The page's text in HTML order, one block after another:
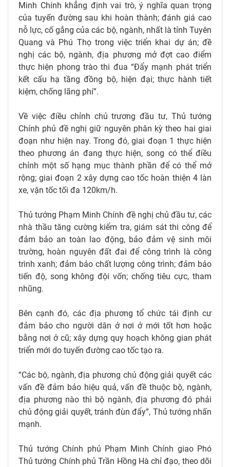
Minh Chính khẳng định vai trò, ý nghĩa quan trọng
của tuyến đường sau khi hoàn thành; đánh giá cao
nỗ lực, cố gắng của các bộ, ngành, nhất là tỉnh Tuyên
Quang và Phú Thọ trong việc triển khai dự án; đề
nghị các bộ, ngành, địa phương mở đợt cao điểm
thực hiện phong trào thi đua “Đẩy mạnh phát triển
kết cấu hạ tầng đồng bộ, hiện đại; thực hành tiết
kiệm, chống lãng phí”.
Về việc điều chỉnh chủ trương đầu tư, Thủ tướng
Chính phủ đề nghị giữ nguyên phân kỳ theo hai giai
đoạn như hiện nay. Trong đó, giai đoạn 1 thực hiện
theo phương án đang thực hiện, song có thể điều
chỉnh một số hạng mục thành phần để có thể mở
rộng; giai đoạn 2 xây dựng cao tốc hoàn thiện 4 làn
xe, vận tốc tối đa 120km/h.
Thủ tướng Phạm Minh Chính đề nghị chủ đầu tư, các
nhà thầu tăng cường kiểm tra, giám sát thi công để
đảm bảo an toàn lao động, bảo đảm vệ sinh môi
trường, hoàn nguyên đất đai để công trình là công
trình xanh; đảm bảo chất lượng công trình; đảm bảo
tiến độ, song không đội vốn; chống tiêu cực, tham
nhũng.
Bên cạnh đó, các địa phương tổ chức tái định cư
đảm bảo cho người dân ở nơi ở mới tốt hơn hoặc
bằng nơi ở cũ; xây dựng quy hoạch không gian phát
triển mới do tuyến đường cao tốc tạo ra.
“Các bộ, ngành, địa phương chủ động giải quyết các
vấn đề đảm bảo hiệu quả, vấn đề thuộc bộ, ngành,
địa phương nào thì bộ ngành, địa phương đó phải
chủ động giải quyết, tránh đùn đẩy”, Thủ tướng nhấn
mạnh.
Thủ tướng Chính phủ Phạm Minh Chính giao Phó
Thủ tướng Chính phủ Trần Hồng Hà chỉ đạo, theo dõi